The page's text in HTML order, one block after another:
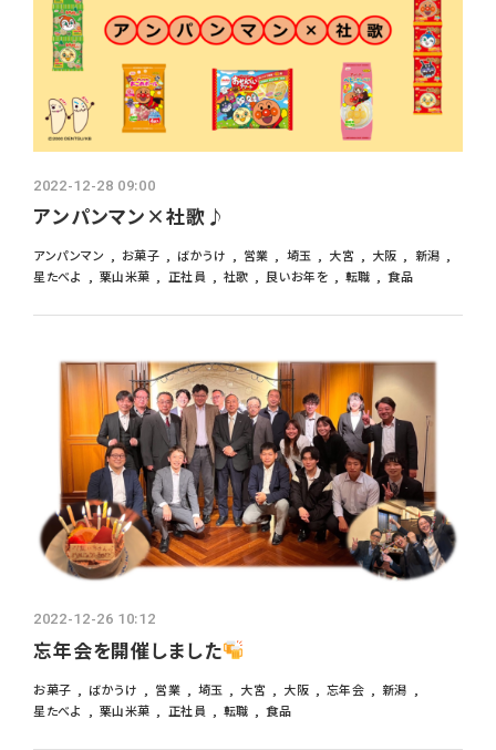
2022-12-28 09:00
アンパンマン×社歌♪
アンパンマン お菓子 ばかうけ 営業 埼玉 大宮 大阪
新潟
星たべよ
栗山米菓 正社員 社歌 良いお年を 転職 食品
2022-12-26 10:12
忘年会を開催しました
お菓子 ばかうけ 営業 埼玉 大宮 大阪 忘年会
新潟
星たべよ
栗山米菓 正社員 転職 食品